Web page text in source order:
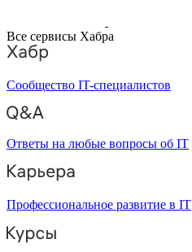
Все сервисы Хабра
Сообщество IT-специалистов
Ответы на любые вопросы об IT
Профессиональное развитие в IT